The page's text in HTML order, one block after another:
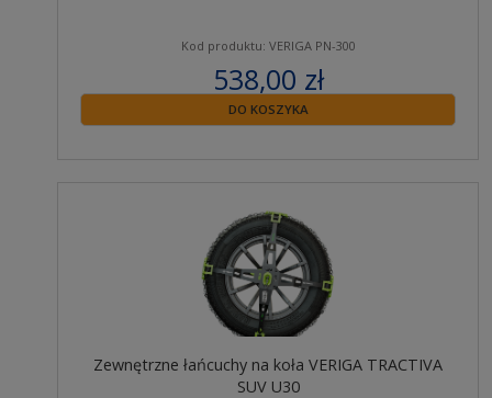
Kod produktu: VERIGA PN-300
538,00 zł
zawiera 23% VAT
DO KOSZYKA
Zewnętrzne łańcuchy na koła VERIGA TRACTIVA
SUV U30